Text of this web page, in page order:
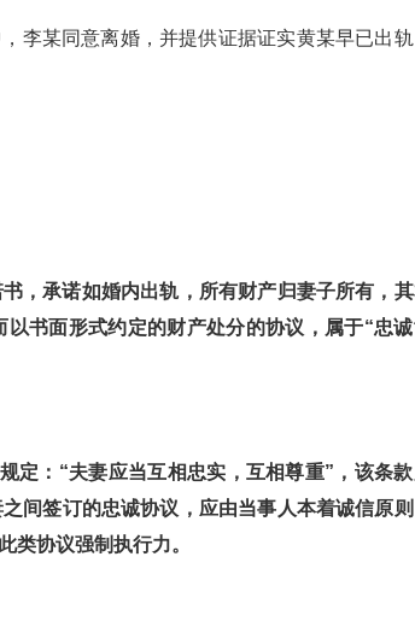
李某同意离婚，并提供证据证实黄某早已出
，承诺如婚内出轨，所有财产归妻子所有，
书面形式约定的财产处分的协议，属于“忠
定： “夫妻应当互相忠实，互相尊重”，该条
间签订的忠诚协议，应由当事人本着诚信原
类协议强制执行力。